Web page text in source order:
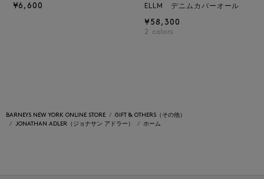
¥6,600
ELLM デニムカバーオール
¥58,300
2 colors
BARNEYS NEW YORK ONLINE STORE
GIFT & OTHERS（その他）
JONATHAN ADLER（ジョナサン アドラー）
ホーム